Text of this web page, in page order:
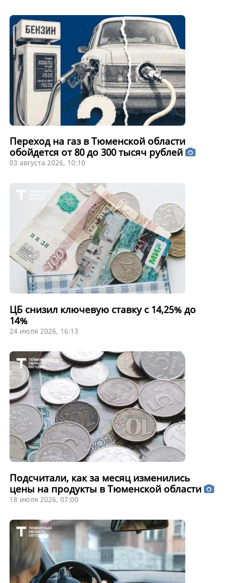
Переход на газ в Тюменской области
обойдется от 80 до 300 тысяч рублей
03 августа 2026, 10:10
ЦБ снизил ключевую ставку с 14,25% до
14%
24 июля 2026, 16:13
Подсчитали, как за месяц изменились
цены на продукты в Тюменской области
18 июля 2026, 07:00